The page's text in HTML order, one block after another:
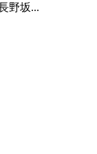
野坂...